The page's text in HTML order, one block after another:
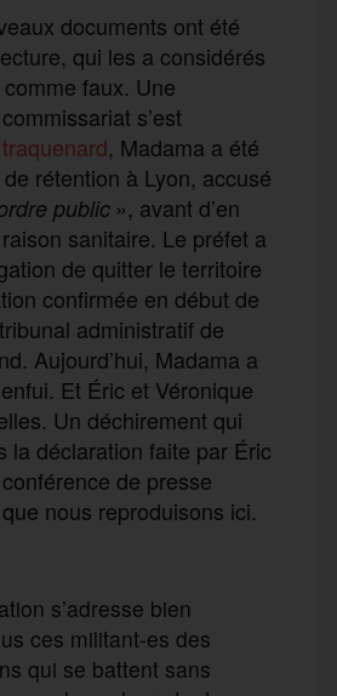
documents ont été
qui les a considérés
faux. Une
s’est
traquenard, Madama a été
rétention à Lyon, accusé
public », avant d’en
sanitaire. Le préfet a
de quitter le territoire
confirmée en début de
administratif de
Aujourd’hui, Madama a
Et Éric et Véronique
Un déchirement qui
la déclaration faite par Éric
de presse
nous reproduisons ici.
s’adresse bien
ces militant-es des
qui se battent sans